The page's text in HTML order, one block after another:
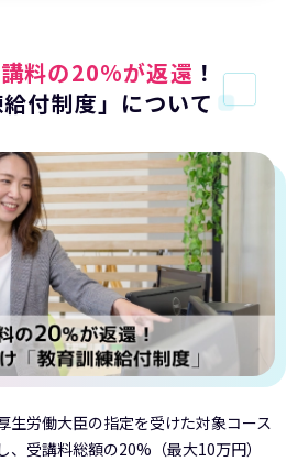
料の20%が返還 ！
給付制度」について
生労働大臣の指定を受けた対象コース
、受講料総額の20%（最大10万円）